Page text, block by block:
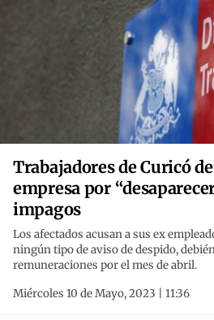
Trabajadores de Curicó
empresa por
impagos
Los afectados acusan a sus ex
ningún tipo de aviso de despido,
remuneraciones por el mes de abril.
Miércoles 10 de Mayo, 2023 | 11:36